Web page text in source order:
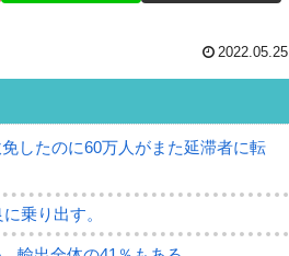
2022.05.25
したのに60万人がまた延滞者に転
乗り出す。